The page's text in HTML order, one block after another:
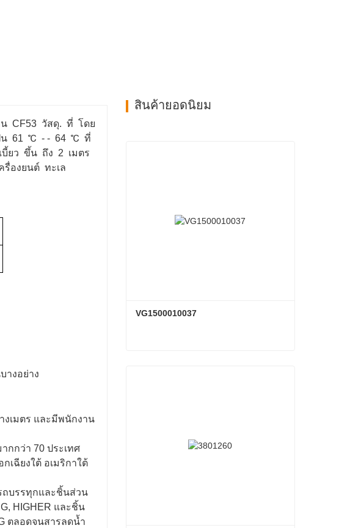
น CF53 วัสดุ. ที่ โดย
น 61 ℃ - - 64 ℃ ที่
ยว ขึ้น ถึง 2 เมตร
องยนต์ ทะเล
างอย่าง
งเมตร และมีพนักงาน
กกว่า 70 ประเทศ
เฉียงใต้ อเมริกาใต้
ถบรรทุกและชิ้นส่วน
HIGHER และชิ้น
ตลอดจนสารลดน้ำ
สินค้ายอดนิยม
VG1500010037